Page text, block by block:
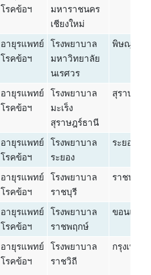
โรคข้อฯ
มหาราชนคร
เชียงใหม่
อายุรแพทย์
โรคข้อฯ
โรงพยาบาล
มหาวิทยาลัย
นเรศวร
พิษณุโลก
อายุรแพทย์
โรคข้อฯ
โรงพยาบาล
มะเร็ง
สุราษฎร์ธานี
สุราษฎร์
อายุรแพทย์
โรคข้อฯ
โรงพยาบาล
ระยอง
ระยอง
อายุรแพทย์
โรคข้อฯ
โรงพยาบาล
ราชบุรี
ราชบุรี
อายุรแพทย์
โรคข้อฯ
โรงพยาบาล
ราชพฤกษ์
ขอนแก่น
อายุรแพทย์
โรคข้อฯ
โรงพยาบาล
ราชวิถี
กรุงเทพ